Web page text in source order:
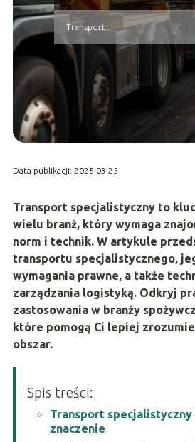
Transport
Data publikacji: 2025-03-25
Transport specjalistyczny to
wielu branż, który wymaga
norm i technik. W artykule
transportu specjalistycznego,
wymagania prawne, a także
zarządzania logistyką. Odkryj
zastosowania w branży
które pomogą Ci lepiej
obszar.
Spis treści:
Transport specjalistyczny
znaczenie